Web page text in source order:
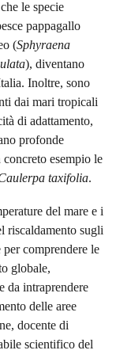
le specie
pappagallo
(Sphyraena
), diventano
Inoltre, sono
dai mari tropicali
di adattamento,
profonde
esempio le
taxifolia.
del mare e i
riscaldamento sugli
comprendere le
globale,
da intraprendere
delle aree
docente di
scientifico del